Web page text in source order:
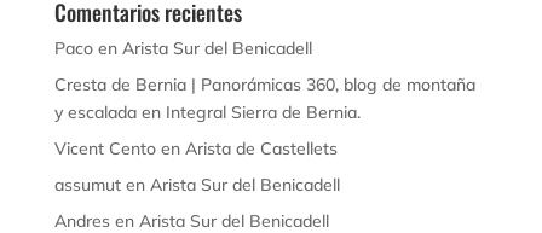
Comentarios recientes
Pacoen Arista Sur del Benicadell
Cresta de Bernia | Panorámicas 360, blog de montaña
y escaladaen Integral Sierra de Bernia.
Vicent Centoen Arista de Castellets
assumuten Arista Sur del Benicadell
Andresen Arista Sur del Benicadell